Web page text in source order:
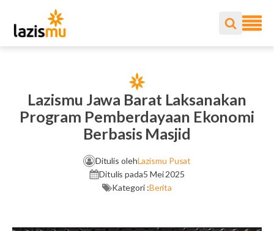
Lazismu Jawa Barat Laksanakan
Program Pemberdayaan Ekonomi
Berbasis Masjid
Ditulis olehLazismu Pusat
Ditulis pada5 Mei 2025
Kategori :Berita